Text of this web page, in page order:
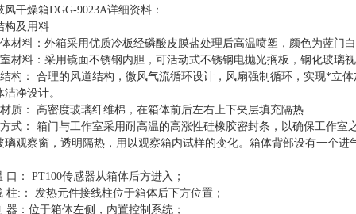
风干燥箱DGG-9023A详细资料：
构及用料
材料：外箱采用优质冷板经磷酸皮膜盐处理后高温喷塑，颜色为蓝门
材料：采用镜面不锈钢内胆，可活动式不锈钢电抛光搁板，钢化玻璃
构： 合理的风道结构，微风气流循环设计，风扇强制循环，实现*立
净设计。
质： 高密度玻璃纤维棉，在箱体前后左右上下夹层填充隔热
式： 箱门与工作室采用耐高温的高涨性硅橡胶密封条，以确保工作
璃观察窗，透明隔热，用以观察箱内试样的变化。箱体背部设有一个
口： PT100传感器从箱体后方进入；
柱:： 发热元件接线柱位于箱体后下方位置；
器：位于箱体左侧，内置控制系统；